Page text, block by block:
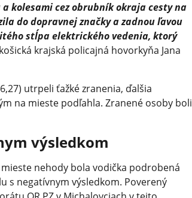
kolesami cez obrubník okraja cesty na
do dopravnej značky a zadnou ľavou
stĺpa elektrického vedenia, ktorý
krajská policajná hovorkyňa Jana
utrpeli ťažké zranenia, ďalšia
na mieste podľahla. Zranené osoby boli
výsledkom
nehody bola vodička podrobená
s negatívnym výsledkom. Poverený